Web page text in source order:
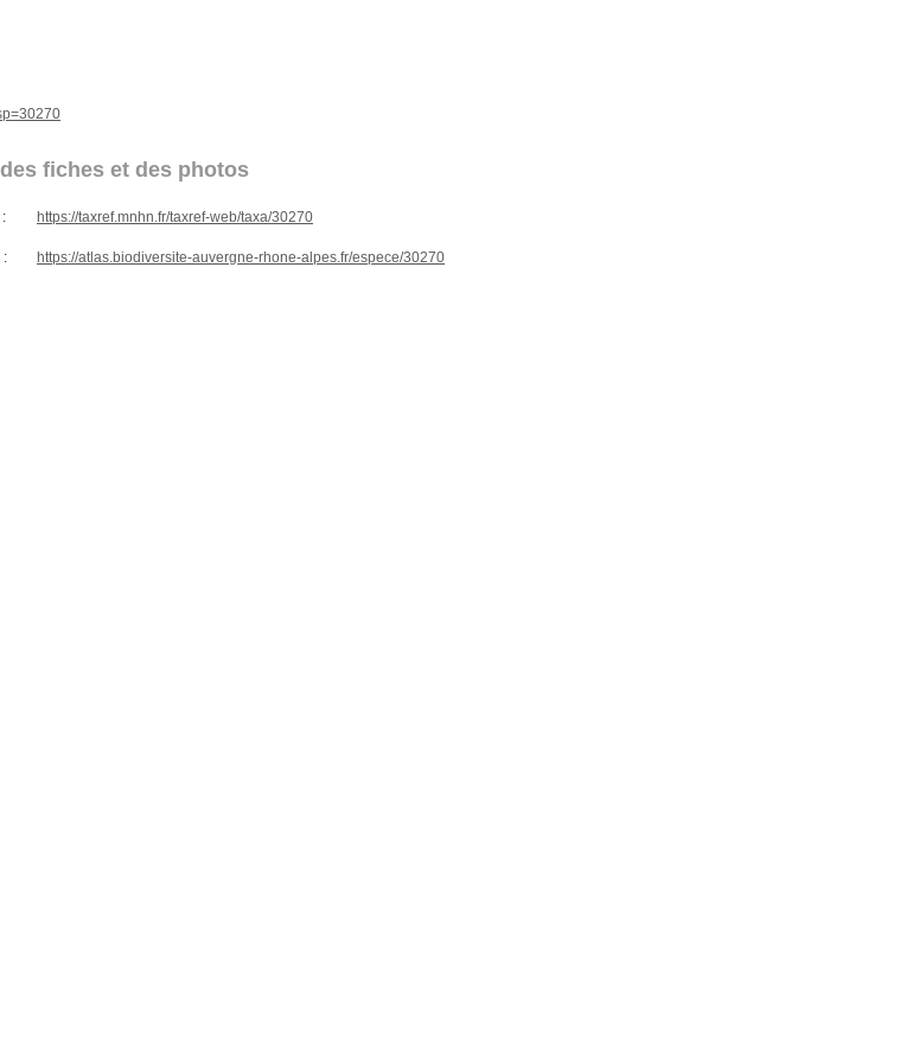
fiches et des photos
: https://taxref.mnhn.fr/taxref-web/taxa/30270
: https://atlas.biodiversite-auvergne-rhone-alpes.fr/espece/30270